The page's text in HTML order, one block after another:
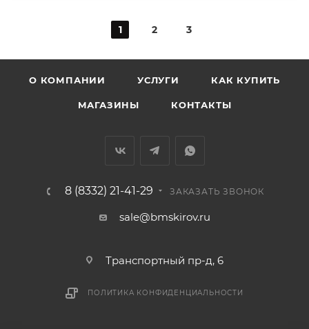
1 2 3
О КОМПАНИИ УСЛУГИ КАК КУПИТЬ
МАГАЗИНЫ КОНТАКТЫ
8 (8332) 21-41-29 ЗАКАЗАТЬ ЗВОНОК
sale@bmskirov.ru
Транспортный пр-д, 6
ПОЛИТИКА КОНФИДЕНЦИАЛЬНОСТИ